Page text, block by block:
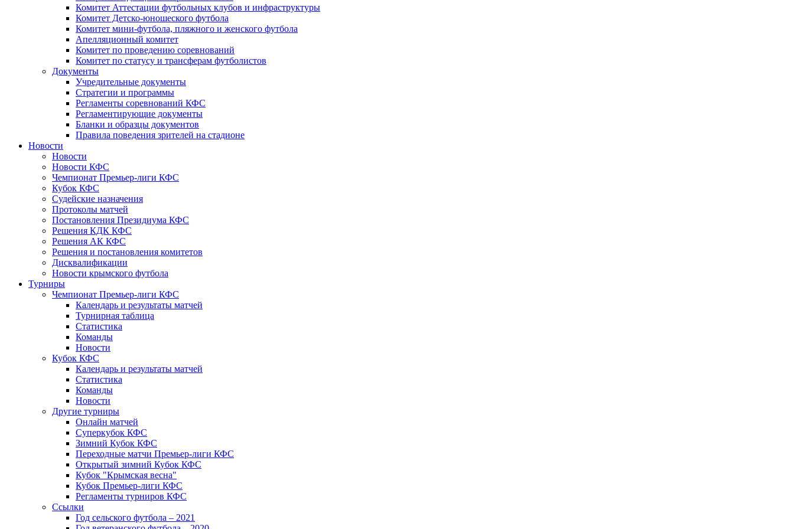
Комитет Аттестации футбольных клубов и инфраструктуры
Комитет Детско-юношеского футбола
Комитет мини-футбола, пляжного и женского футбола
Апелляционный комитет
Комитет по проведению соревнований
Комитет по статусу и трансферам футболистов
Документы
Учредительные документы
Стратегии и программы
Регламенты соревнований КФС
Регламентирующие документы
Бланки и образцы документов
Правила поведения зрителей на стадионе
Новости
Новости
Новости КФС
Чемпионат Премьер-лиги КФС
Кубок КФС
Судейские назначения
Протоколы матчей
Постановления Президиума КФС
Решения КДК КФС
Решения АК КФС
Решения и постановления комитетов
Дисквалификации
Новости крымского футбола
Турниры
Чемпионат Премьер-лиги КФС
Календарь и результаты матчей
Турнирная таблица
Статистика
Команды
Новости
Кубок КФС
Календарь и результаты матчей
Статистика
Команды
Новости
Другие турниры
Онлайн матчей
Суперкубок КФС
Зимний Кубок КФС
Переходные матчи Премьер-лиги КФС
Открытый зимний Кубок КФС
Кубок "Крымская весна"
Кубок Премьер-лиги КФС
Регламенты турниров КФС
Ссылки
Год сельского футбола – 2021